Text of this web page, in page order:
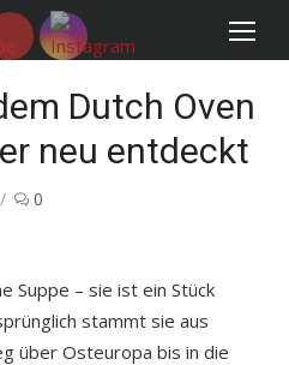
Dutch Oven
neu entdeckt
0
Suppe – sie ist ein Stück
stammt sie aus
über Osteuropa bis in die